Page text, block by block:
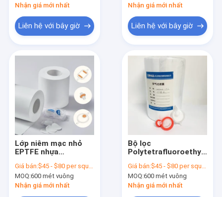
Nhận giá mới nhất
Liên hệ với bây giờ
Nhận giá mới nhất
Liên hệ với bây giờ
Lớp niêm mạc nhỏ
EPTFE nhựa
lớp hỗ trợ PP hoặc
PET cho sử dụng y tế
Giá bán:$45 - $80 per square meter
MOQ:600 mét vuông
Nhận giá mới nhất
Bộ lọc
Polytetrafluoroethylen
kích thước lỗ 0.1μm
Giá bán:$45 - $80 per square meter
MOQ:600 mét vuông
Nhận giá mới nhất